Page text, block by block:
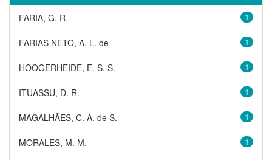
1
FARIA, G. R.
1
FARIAS NETO, A. L. de
1
HOOGERHEIDE, E. S. S.
1
ITUASSU, D. R.
1
MAGALHÃES, C. A. de S.
1
MORALES, M. M.